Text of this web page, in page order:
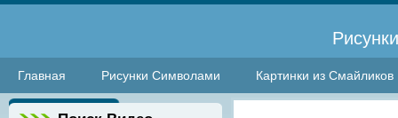
Главная Рисунки Символами Картинки из Смайликов